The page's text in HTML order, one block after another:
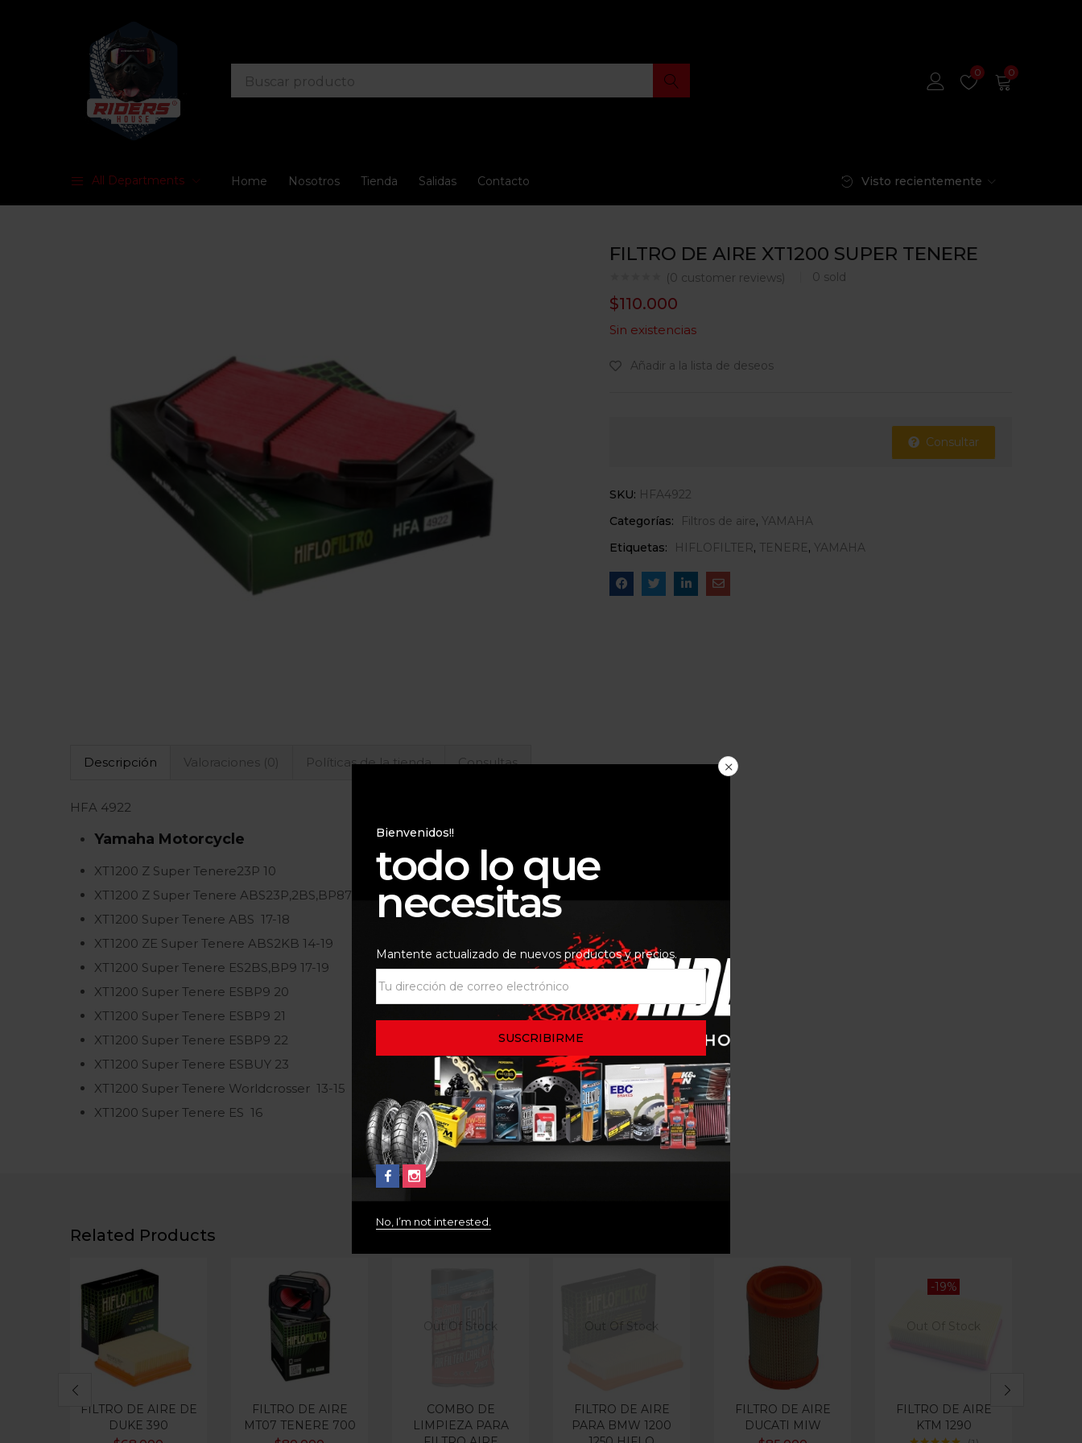
0 0
All Departments Home Nosotros Tienda Salidas Contacto Visto recientemente
FILTRO DE AIRE XT1200 SUPER TENERE
(0 customer reviews) 0 sold
$110.000
Sin existencias
Añadir a la lista de deseos
Consultar
SKU: HFA4922
Categorías:
Filtros de aire, YAMAHA
Etiquetas:
HIFLOFILTER, TENERE, YAMAHA
Descripción Valoraciones (0) Políticas de la tienda Consultas
HFA 4922
Yamaha Motorcycle
XT1200 Z Super Tenere23P 10
XT1200 Z Super Tenere ABS23P,2BS,BP87
11-19
XT1200 Super Tenere ABS 17-18
XT1200 ZE Super Tenere ABS2KB 14-19
XT1200 Super Tenere ES2BS,BP9 17-19
XT1200 Super Tenere ESBP9 20
XT1200 Super Tenere ESBP9 21
XT1200 Super Tenere ESBP9 22
XT1200 Super Tenere ESBUY 23
XT1200 Super Tenere Worldcrosser 13-15
XT1200 Super Tenere ES 16
Related Products
FILTRO DE AIRE DE
DUKE 390
FILTRO DE AIRE
MT07 TENERE 700
Out Of Stock
COMBO DE
LIMPIEZA PARA
Out Of Stock
FILTRO DE AIRE
PARA BMW 1200
FILTRO DE AIRE
DUCATI MIW
-19%
Out Of Stock
FILTRO DE AIRE
KTM 1290
Bienvenidos!!
todo lo que
necesitas
Mantente actualizado de nuevos productos y precios.
No, I’m not interested.